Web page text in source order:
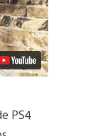
PS4